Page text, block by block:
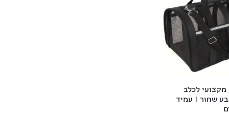
מקצועי לכלב
שחור | עמיד
בושם תרסיס לכלבים וחתולים 125 מ"ל Petradise